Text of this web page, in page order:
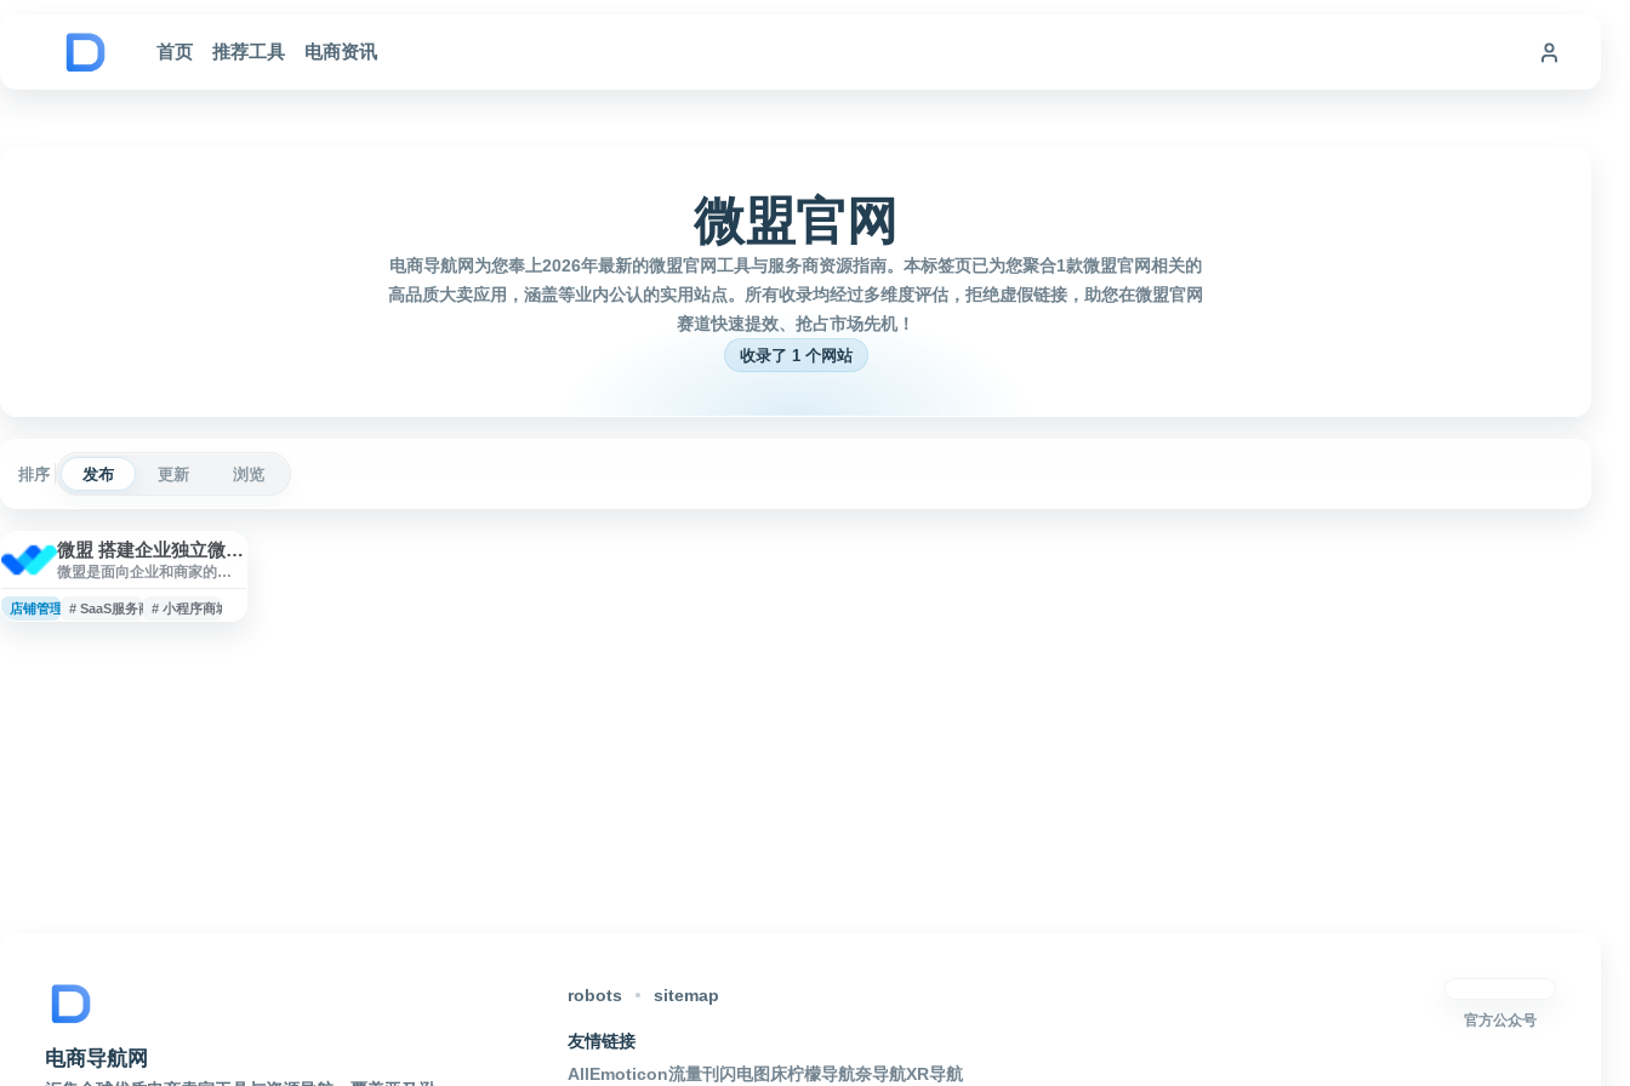
首页
推荐工具 电商资讯
微盟官网
电商导航网为您奉上2026年最新的微盟官网工具与服务商资源指南。本标签页已为您聚合1款微盟官网相关的
高品质大卖应用，涵盖等业内公认的实用站点。所有收录均经过多维度评估，拒绝虚假链接，助您在微盟官网
赛道快速提效、抢占市场先机！
收录了 1 个网站
排序 发布 更新 浏览
微盟 搭建企业独立微信商城
微盟是面向企业和商家的云
商，提供小程序商城、微信
店铺管理 # SaaS服务商 # 小程序商城
电商导航网
robots sitemap
友情链接
AllEmoticon流量刊 闪电图床柠檬导航奈导航XR导航
官方公众号